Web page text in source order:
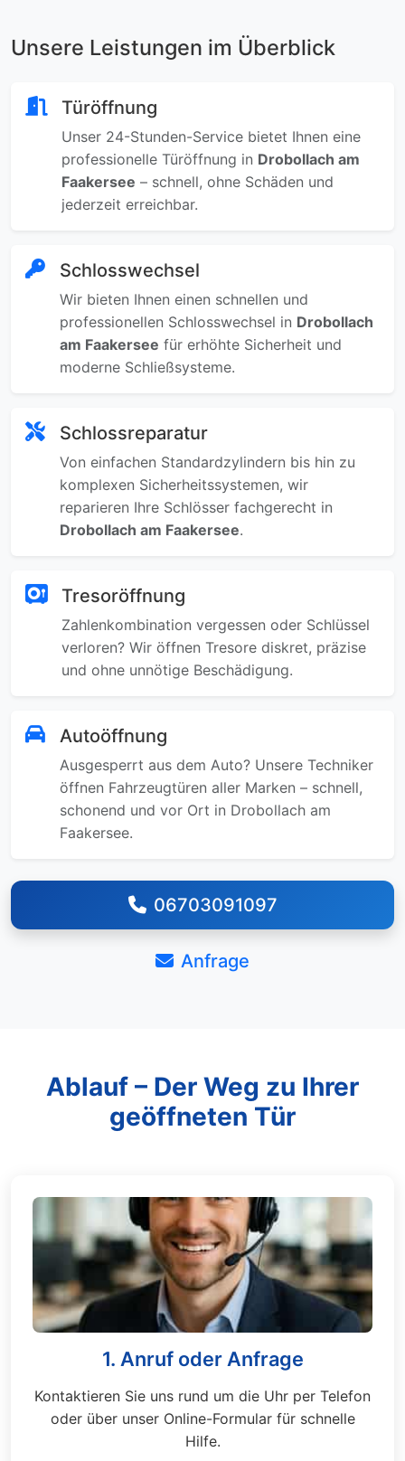
Unsere Leistungen im Überblick
Türöffnung
Unser 24-Stunden-Service bietet Ihnen eine
professionelle Türöffnung in Drobollach am
Faakersee – schnell, ohne Schäden und
jederzeit erreichbar.
Schlosswechsel
Wir bieten Ihnen einen schnellen und
professionellen Schlosswechsel in Drobollach
am Faakersee für erhöhte Sicherheit und
moderne Schließsysteme.
Schlossreparatur
Von einfachen Standardzylindern bis hin zu
komplexen Sicherheitssystemen, wir
reparieren Ihre Schlösser fachgerecht in
Drobollach am Faakersee.
Tresoröffnung
Zahlenkombination vergessen oder Schlüssel
verloren? Wir öffnen Tresore diskret, präzise
und ohne unnötige Beschädigung.
Autoöffnung
Ausgesperrt aus dem Auto? Unsere Techniker
öffnen Fahrzeugtüren aller Marken – schnell,
schonend und vor Ort in Drobollach am
Faakersee.
06703091097
Anfrage
Ablauf – Der Weg zu Ihrer
geöffneten Tür
1. Anruf oder Anfrage
Kontaktieren Sie uns rund um die Uhr per Telefon
oder über unser Online-Formular für schnelle
Hilfe.